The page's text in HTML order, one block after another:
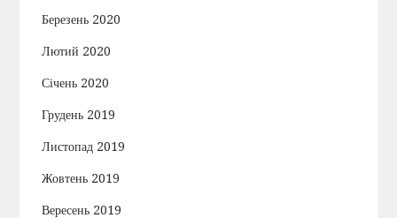
Березень 2020
Лютий 2020
Січень 2020
Грудень 2019
Листопад 2019
Жовтень 2019
Вересень 2019